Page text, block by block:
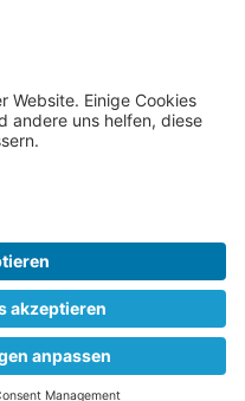
Bildung GmbH